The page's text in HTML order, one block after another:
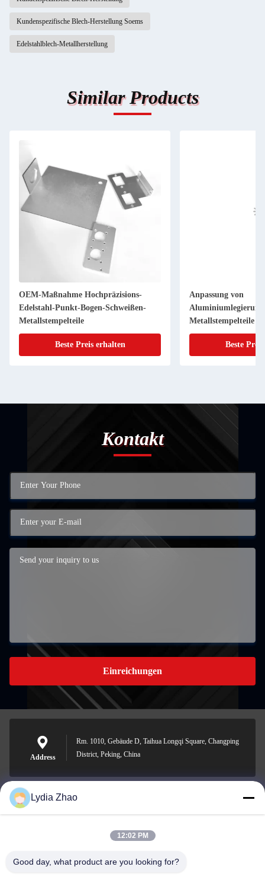
Kundenspezifische Blech-Herstellung Soems
Edelstahlblech-Metallherstellung
Similar Products
OEM-Maßnahme Hochpräzisions-
Edelstahl-Punkt-Bogen-Schweißen-
Metallstempelteile
Beste Preis erhalten
Anpassung von
Metallstempelteile
Beste
Kontakt
Einreichungen
Address
Rm. 1010, Gebäude D, Taihua Longqi Square, Changping
District, Peking, China
jesingd@vip.sina.com
Lydia Zhao
12:02 PM
Good day, what product are you looking for?